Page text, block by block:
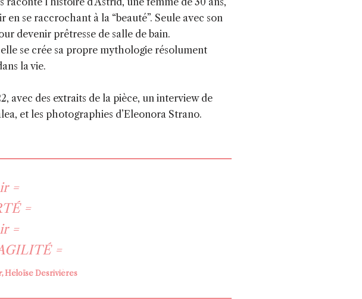
se raccrochant à la ​“beauté”. Seule avec son
devenir prêtresse de salle de bain.
se crée sa propre mythologie résolument
la vie.
avec des extraits de la pièce, un interview de
et les photographies d’Eleonora Strano.
=
=
=
=
, Héloïse Desrivières